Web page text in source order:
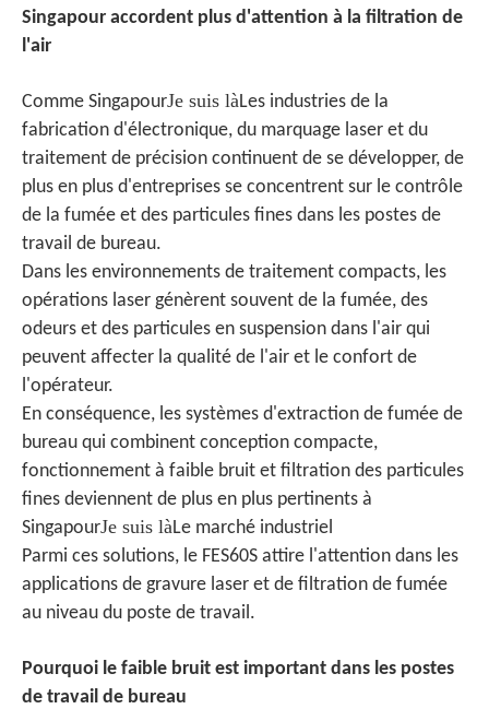
Singapour accordent plus d'attention à la filtration de
l'air
Comme SingapourJe suis làLes industries de la
fabrication d'électronique, du marquage laser et du
traitement de précision continuent de se développer, de
plus en plus d'entreprises se concentrent sur le contrôle
de la fumée et des particules fines dans les postes de
travail de bureau.
Dans les environnements de traitement compacts, les
opérations laser génèrent souvent de la fumée, des
odeurs et des particules en suspension dans l'air qui
peuvent affecter la qualité de l'air et le confort de
l'opérateur.
En conséquence, les systèmes d'extraction de fumée de
bureau qui combinent conception compacte,
fonctionnement à faible bruit et filtration des particules
fines deviennent de plus en plus pertinents à
SingapourJe suis làLe marché industriel
Parmi ces solutions, le FES60S attire l'attention dans les
applications de gravure laser et de filtration de fumée
au niveau du poste de travail.
Pourquoi le faible bruit est important dans les postes
de travail de bureau